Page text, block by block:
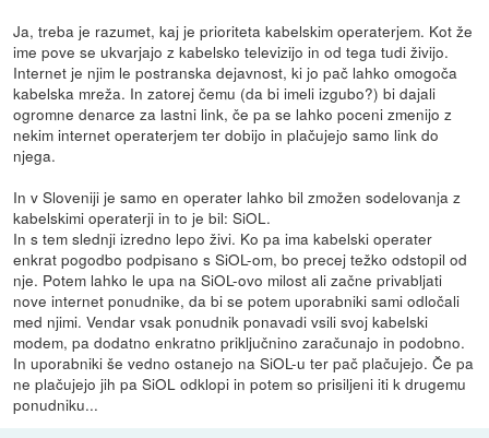
Ja, treba je razumet, kaj je prioriteta kabelskim operaterjem. Kot že
ime pove se ukvarjajo z kabelsko televizijo in od tega tudi živijo.
Internet je njim le postranska dejavnost, ki jo pač lahko omogoča
kabelska mreža. In zatorej čemu (da bi imeli izgubo?) bi dajali
ogromne denarce za lastni link, če pa se lahko poceni zmenijo z
nekim internet operaterjem ter dobijo in plačujejo samo link do
njega.
In v Sloveniji je samo en operater lahko bil zmožen sodelovanja z
kabelskimi operaterji in to je bil: SiOL.
In s tem slednji izredno lepo živi. Ko pa ima kabelski operater
enkrat pogodbo podpisano s SiOL-om, bo precej težko odstopil od
nje. Potem lahko le upa na SiOL-ovo milost ali začne privabljati
nove internet ponudnike, da bi se potem uporabniki sami odločali
med njimi. Vendar vsak ponudnik ponavadi vsili svoj kabelski
modem, pa dodatno enkratno priključnino zaračunajo in podobno.
In uporabniki še vedno ostanejo na SiOL-u ter pač plačujejo. Če pa
ne plačujejo jih pa SiOL odklopi in potem so prisiljeni iti k drugemu
ponudniku...